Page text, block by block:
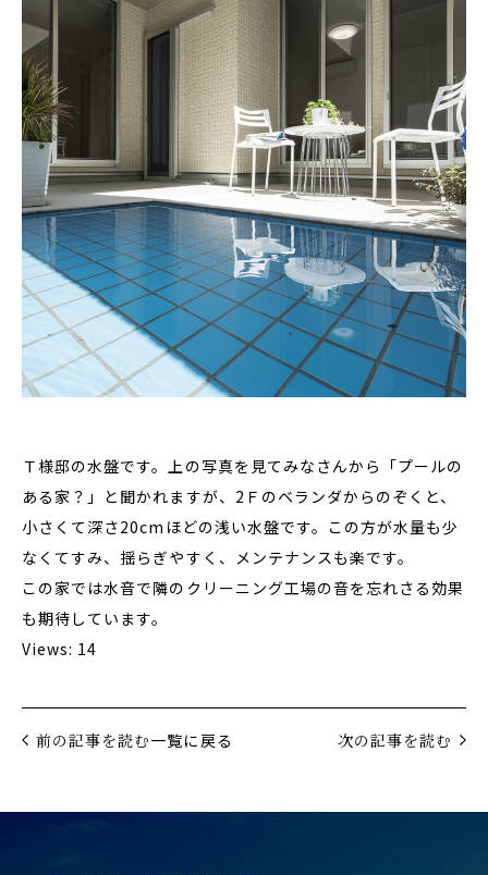
Ｔ様邸の水盤です。上の写真を見てみなさんから「プールの
ある家？」と聞かれますが、2Ｆのベランダからのぞくと、
小さくて深さ20cmほどの浅い水盤です。この方が水量も少
なくてすみ、揺らぎやすく、メンテナンスも楽です。
この家では水音で隣のクリーニング工場の音を忘れさる効果
も期待しています。
Views: 14
前の記事を読む一覧に戻る 次の記事を読む